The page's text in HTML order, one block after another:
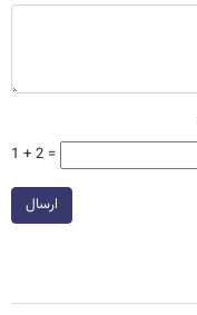
1 + 2 =
ارسال